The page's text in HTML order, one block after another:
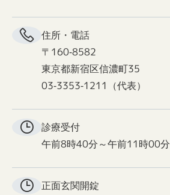
住所・電話
〒160-8582
東京都新宿区信濃町35
03-3353-1211（代表）
診療受付
午前8時40分～午前11時00分
正面玄関開錠